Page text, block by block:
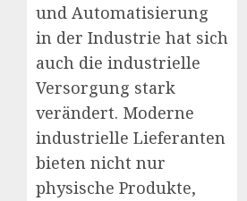
und Automatisierung
in der Industrie hat sich
auch die industrielle
Versorgung stark
verändert. Moderne
industrielle Lieferanten
bieten nicht nur
physische Produkte,